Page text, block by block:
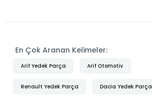
En Çok Aranan Kelimeler:
Arif Yedek Parça Arif Otomotiv
Renault Yedek Parça Dacia Yedek Parça